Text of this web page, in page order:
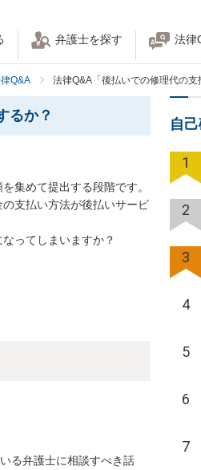
弁護士を探す 法律
Q&A 法律Q&A「後払いでの修理代の支
るか？
集めて提出する段階です。
支払い方法が後払いサービ
ってしまいますか？
る弁護士に相談すべき話
自
1
2
3
4
5
6
7